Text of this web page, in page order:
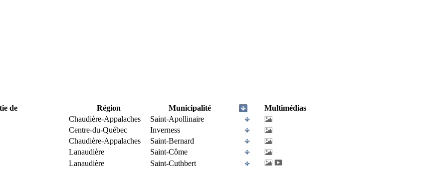
de Région Municipalité
Multimédias
Chaudière-Appalaches
Saint-Apollinaire
Centre-du-Québec
Inverness
Chaudière-Appalaches
Saint-Bernard
Lanaudière
Saint-Côme
Lanaudière
Saint-Cuthbert